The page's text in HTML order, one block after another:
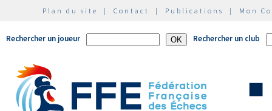
Plan du site | Contact | Publications | Mon
Rechercher un joueur Rechercher un club